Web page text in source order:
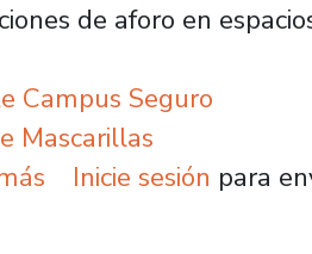
de aforo en
Campus Seguro
Mascarillas
sobre Universidad
Inicie sesión para